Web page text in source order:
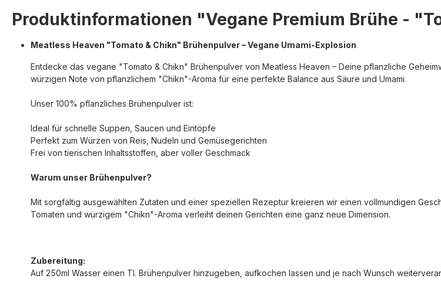
Produktinformationen "Vegane Premium Brühe -
Meatless Heaven "Tomato & Chikn" Brühenpulver – Vegane Umami-Explosion
Entdecke das vegane "Tomato & Chikn" Brühenpulver von Meatless Heaven – Deine pflanzliche
würzigen Note von pflanzlichem "Chikn"-Aroma für eine perfekte Balance aus Säure und Umami.
Unser 100% pflanzliches Brühenpulver ist:
Ideal für schnelle Suppen, Saucen und Eintöpfe
Perfekt zum Würzen von Reis, Nudeln und Gemüsegerichten
Frei von tierischen Inhaltsstoffen, aber voller Geschmack
Warum unser Brühenpulver?
Mit sorgfältig ausgewählten Zutaten und einer speziellen Rezeptur kreieren wir einen vollmundigen
Tomaten und würzigem "Chikn"-Aroma verleiht deinen Gerichten eine ganz neue Dimension.
Zubereitung:
Auf 250ml Wasser einen Tl. Brühenpulver hinzugeben, aufkochen lassen und je nach Wunsch